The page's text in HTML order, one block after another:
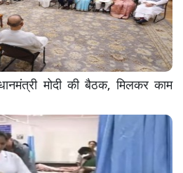
मोदी की बैठक, मिलकर काम